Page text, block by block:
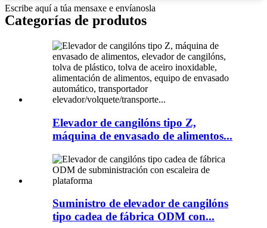
Escribe aquí a túa mensaxe e envíanosla
Categorías de produtos
Elevador de cangilóns tipo Z,
máquina de envasado de alimentos...
Suministro de elevador de cangilóns
tipo cadea de fábrica ODM con...